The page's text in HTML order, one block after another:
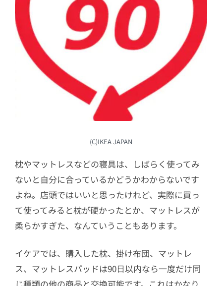
(C)IKEA JAPAN
枕やマットレスなどの寝具は、しばらく使ってみ
ないと自分に合っているかどうかわからないです
よね。店頭ではいいと思ったけれど、実際に買っ
て使ってみると枕が硬かったとか、マットレスが
柔らかすぎた、なんていうこともあります。
イケアでは、購入した枕、掛け布団、マットレ
ス、マットレスパッドは90日以内なら一度だけ同